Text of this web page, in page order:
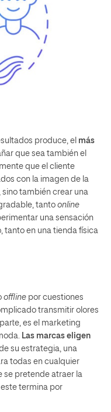
produce, el más
que sea también el
que el cliente
con la imagen de la
también crear una
tanto online
una sensación
tanto en una tienda física
offline por cuestiones
transmitir olores
es el marketing
Las marcas eligen
su estrategia, una
todas en cualquier
se pretende atraer la
termina por